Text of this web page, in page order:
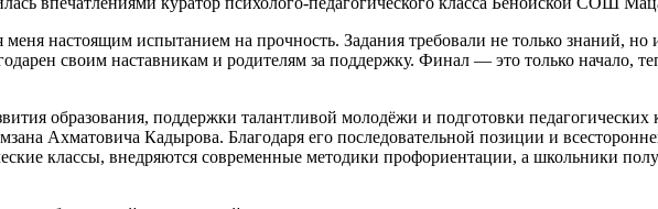
настоящим испытанием на прочность. Задания требовали не только знаний,
своим наставникам и родителям за поддержку. Финал — это только начало,
образования, поддержки талантливой молодёжи и подготовки педагогических
Ахматовича Кадырова. Благодаря его последовательной позиции и
классы, внедряются современные методики профориентации, а школьники